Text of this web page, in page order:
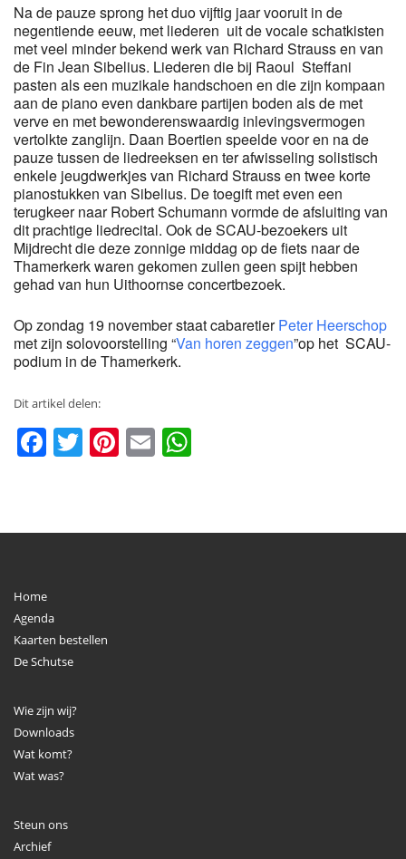
Na de pauze sprong het duo vijftig jaar vooruit in de
negentiende eeuw, met liederen uit de vocale schatkisten
met veel minder bekend werk van Richard Strauss en van
de Fin Jean Sibelius. Liederen die bij Raoul Steffani
pasten als een muzikale handschoen en die zijn kompaan
aan de piano even dankbare partijen boden als de met
verve en met bewonderenswaardig inlevingsvermogen
vertolkte zanglijn. Daan Boertien speelde voor en na de
pauze tussen de liedreeksen en ter afwisseling solistisch
enkele jeugdwerkjes van Richard Strauss en twee korte
pianostukken van Sibelius. De toegift met even een
terugkeer naar Robert Schumann vormde de afsluiting van
dit prachtige liedrecital. Ook de SCAU-bezoekers uit
Mijdrecht die deze zonnige middag op de fiets naar de
Thamerkerk waren gekomen zullen geen spijt hebben
gehad van hun Uithoornse concertbezoek.
Op zondag 19 november staat cabaretierPeter Heerschop
met zijn solovoorstelling “Van horen zeggen”op het SCAU-
podium in de Thamerkerk.
Dit artikel delen:
Facebook
Twitter
Pinterest
Email
Home
Agenda
Kaarten bestellen
De Schutse
Wie zijn wij?
Downloads
Wat komt?
Wat was?
Steun ons
Archief